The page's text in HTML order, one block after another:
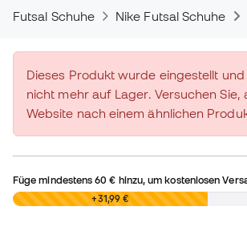
Futsal Schuhe Nike Futsal Schuhe
Dieses Produkt wurde eingestellt
nicht mehr auf Lager. Versuchen Sie,
Website nach einem ähnlichen
Füge mindestens60 € hinzu, um kostenlosen
0,00 € +31,99 €